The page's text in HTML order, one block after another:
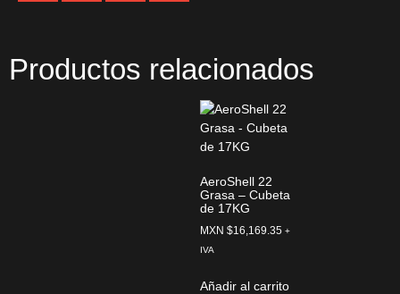
Productos relacionados
AeroShell 22
Grasa – Cubeta
de 17KG
MXN $16,169.35 +
IVA
Añadir al carrito